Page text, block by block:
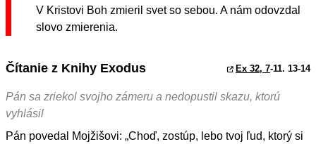
V Kristovi Boh zmieril svet so sebou. A nám odovzdal
slovo zmierenia.
Čítanie z Knihy Exodus Ex 32, 7-11. 13-14
Pán sa zriekol svojho zámeru a nedopustil skazu, ktorú
vyhlásil
Pán povedal Mojžišovi: „Choď, zostúp, lebo tvoj ľud, ktorý si